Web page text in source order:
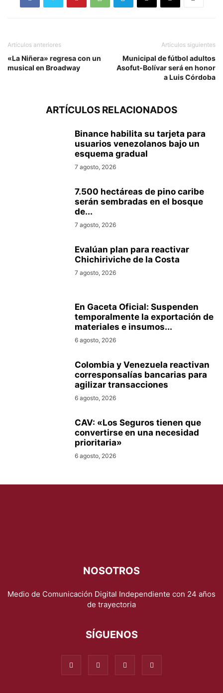
Artículos anteriores
«La Niñera» regresa con un
musical en Broadway
Artículos siguientes
Municipal de fútbol adultos
Asofut-Bolívar será en honor
a Luis Córdoba
ARTÍCULOS RELACIONADOS
Binance habilita su tarjeta para
usuarios venezolanos bajo un
esquema gradual
7 agosto, 2026
7.500 hectáreas de pino caribe
serán sembradas en el bosque
de...
7 agosto, 2026
Evalúan plan para reactivar
Chichiriviche de la Costa
7 agosto, 2026
En Gaceta Oficial: Suspenden
temporalmente la exportación de
materiales e insumos...
6 agosto, 2026
Colombia y Venezuela reactivan
corresponsalías bancarias para
agilizar transacciones
6 agosto, 2026
CAV: «Los Seguros tienen que
convertirse en una necesidad
prioritaria»
6 agosto, 2026
NOSOTROS
Medio de Comunicación Digital Independiente con 24 años
de trayectoria
SÍGUENOS